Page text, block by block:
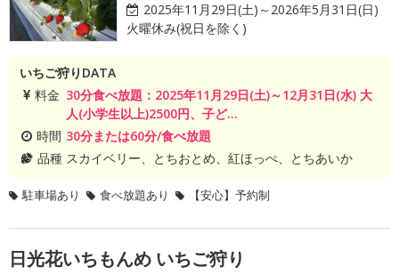
2025年11月29日(土)～2026年5月31日(日)
火曜休み(祝日を除く)
いちご狩りDATA
料金 30分食べ放題：2025年11月29日(土)～12月31日(水) 大
人(小学生以上)2500円、子ど...
時間 30分または60分/食べ放題
品種 スカイベリー、とちおとめ、紅ほっぺ、とちあいか
駐車場あり 食べ放題あり 【安心】予約制
日光花いちもんめ いちご狩り